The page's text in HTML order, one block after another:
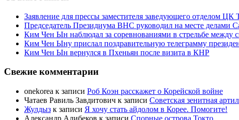
Заявление для прессы заместителя заведующего отделом
Председатель Президиума ВНС руководил на месте делами
Ким Чен Ын наблюдал за соревнованиями в стрельбе между
Ким Чен Ыну прислал поздравительную телеграмму
Ким Чен Ын вернулся в Пхеньян после визита в КНР
Свежие комментарии
onekorea к записи Роб Коэн расскажет о Корейской войне
Чатаев Равиль Завдитович к записи Советская зенитная
Жулдыз к записи Я хочу стать айдолом в Корее. Помогите!
Александр Алибеков к записи Спорные острова Токто